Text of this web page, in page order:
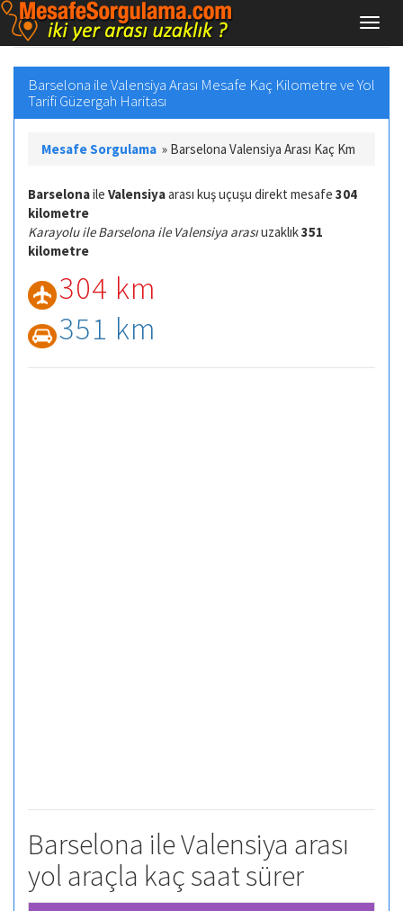
Barselona ile Valensiya Arası Mesafe Kaç Kilometre ve Yol
Tarifi Güzergah Haritası
Mesafe Sorgulama » Barselona Valensiya Arası Kaç Km
Barselonaile Valensiyaarası kuş uçuşu direkt mesafe 304
kilometre
Karayolu ile Barselona ile Valensiya arasıuzaklık351
kilometre
304 km
351 km
Barselona ile Valensiya arası
yol araçla kaç saat sürer